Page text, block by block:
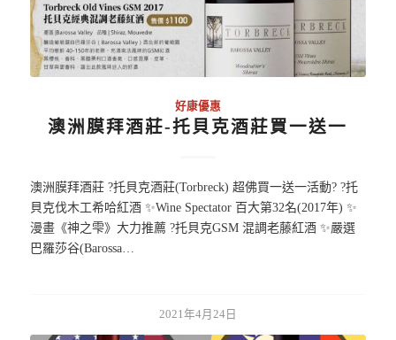
好康優惠
澳洲膜拜酒莊-托貝克酒莊買一送一
澳洲膜拜酒莊 ?托貝克酒莊(Torbreck) 超佛買一送一活動? ?️托
貝克伐木工希哈紅酒 ✨Wine Spectator 百大第32名(2017年) ✨
漫畫《神之雫》大力推薦 ?️托貝克GSM 混調老藤紅酒 ✨嚴選
巴羅莎谷(Barossa…
2021年4月24日